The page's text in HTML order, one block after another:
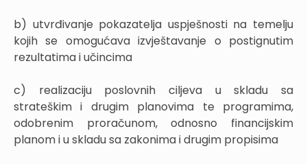
b) utvrđivanje pokazatelja uspješnosti na temelju
kojih se omogućava izvještavanje o postignutim
rezultatima i učincima
c) realizaciju poslovnih ciljeva u skladu sa
strateškim i drugim planovima te programima,
odobrenim proračunom, odnosno financijskim
planom i u skladu sa zakonima i drugim propisima